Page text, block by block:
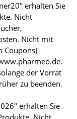
erhalten Sie
Nicht
Nicht mit
Coupons)
der Vorrat
zu beenden.
erhalten Sie